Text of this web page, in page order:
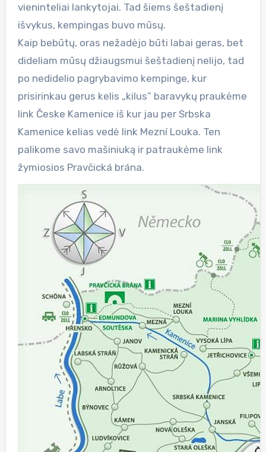
vieninteliai lankytojai. Tad šiems šeštadienį
išvykus, kempingas buvo mūsų.
Kaip bebūtų, oras nežadėjo būti labai geras, bet
dideliam mūsų džiaugsmui šeštadienį nelijo, tad
po nedidelio pagrybavimo kempinge, kur
prisirinkau gerus kelis „kilus” baravykų praukėme
link Česke Kamenice iš kur jau per Srbska
Kamenice kelias vedė link Mezní Louka. Ten
palikome savo mašiniuką ir patraukėme link
žymiosios Pravčická brána.